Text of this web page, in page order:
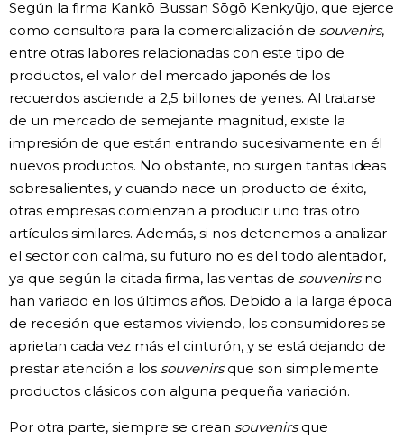
Según la firma Kankō Bussan Sōgō Kenkyūjo, que ejerce
como consultora para la comercialización de souvenirs,
entre otras labores relacionadas con este tipo de
productos, el valor del mercado japonés de los
recuerdos asciende a 2,5 billones de yenes. Al tratarse
de un mercado de semejante magnitud, existe la
impresión de que están entrando sucesivamente en él
nuevos productos. No obstante, no surgen tantas ideas
sobresalientes, y cuando nace un producto de éxito,
otras empresas comienzan a producir uno tras otro
artículos similares. Además, si nos detenemos a analizar
el sector con calma, su futuro no es del todo alentador,
ya que según la citada firma, las ventas de souvenirsno
han variado en los últimos años. Debido a la larga época
de recesión que estamos viviendo, los consumidores se
aprietan cada vez más el cinturón, y se está dejando de
prestar atención a los souvenirsque son simplemente
productos clásicos con alguna pequeña variación.
Por otra parte, siempre se crean souvenirsque